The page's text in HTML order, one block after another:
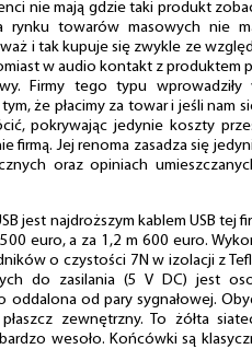
nie mają gdzie taki produkt
rynku towarów masowych nie
i tak kupuje się zwykle ze
w audio kontakt z produktem
Firmy tego typu wprowadziły
że płacimy za towar i jeśli nam
pokrywając jedynie koszty
firmą. Jej renoma zasadza się
oraz opiniach
jest najdroższym kablem USB tej
euro, a za 1,2 m 600 euro.
o czystości 7N w izolacji z
do zasilania (5 V DC) jest
oddalona od pary sygnałowej.
zewnętrzny. To żółta
wesoło. Końcówki są